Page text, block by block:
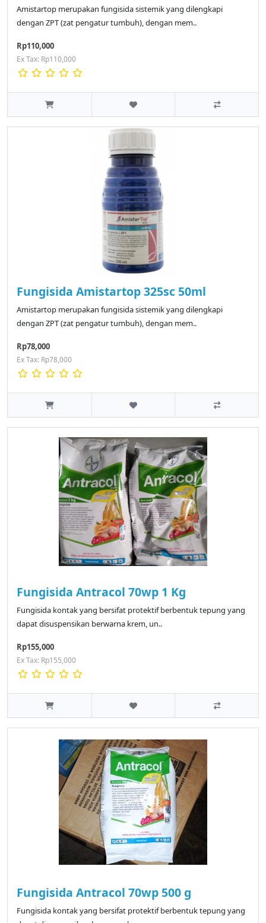
Amistartop merupakan fungisida sistemik yang dilengkapi
dengan ZPT (zat pengatur tumbuh), dengan mem..
Rp110,000
Ex Tax: Rp110,000
Fungisida Amistartop 325sc 50ml
Amistartop merupakan fungisida sistemik yang dilengkapi
dengan ZPT (zat pengatur tumbuh), dengan mem..
Rp78,000
Ex Tax: Rp78,000
Fungisida Antracol 70wp 1 Kg
Fungisida kontak yang bersifat protektif berbentuk tepung yang
dapat disuspensikan berwarna krem, un..
Rp155,000
Ex Tax: Rp155,000
Fungisida Antracol 70wp 500 g
Fungisida kontak yang bersifat protektif berbentuk tepung yang